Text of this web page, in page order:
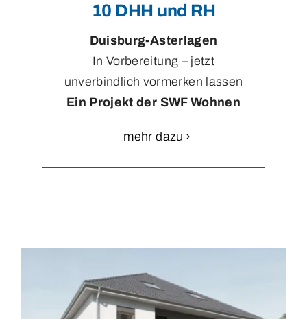
10 DHH und RH
Duisburg-Asterlagen
In Vorbereitung – jetzt
unverbindlich vormerken lassen
Ein Projekt der SWF Wohnen
mehr dazu